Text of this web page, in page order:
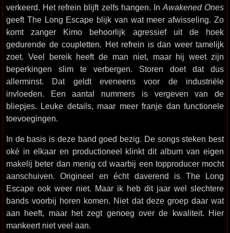
verkeerd. Het refrein blijft zelfs hangen. In Awakened Ones
geeft The Long Escape blijk van wat meer afwisseling. Zo
komt zanger Kimo behoorlijk agressief uit de hoek
gedurende de coupletten. Het refrein is dan weer tamelijk
zoet. Veel bereik heeft de man niet, maar hij weet zijn
beperkingen slim te verbergen. Storen doet dat dus
allerminst. Dat geldt eveneens voor de industriële
invloeden. Een aantal nummers is vergeven van de
bliepjes. Leuke details, maar meer franje dan functionele
toevoegingen.
In de basis is deze band goed bezig. De songs steken best
oké in elkaar en productioneel klinkt dit album van eigen
makelij beter dan menig cd waarbij een topproducer mocht
aanschuiven. Origineel en écht daverend is The Long
Escape ook weer niet. Maar ik heb dit jaar wel slechtere
bands voorbij horen komen. Niet dat deze groep daar wat
aan heeft, maar het zegt genoeg over de kwaliteit. Hier
mankeert niet veel aan.